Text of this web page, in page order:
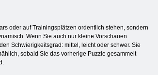
oder auf Trainingsplätzen ordentlich stehen, sondern
Wenn Sie auch nur kleine Vorschauen
Schwierigkeitsgrad: mittel, leicht oder schwer. Sie
sobald Sie das vorherige Puzzle gesammelt